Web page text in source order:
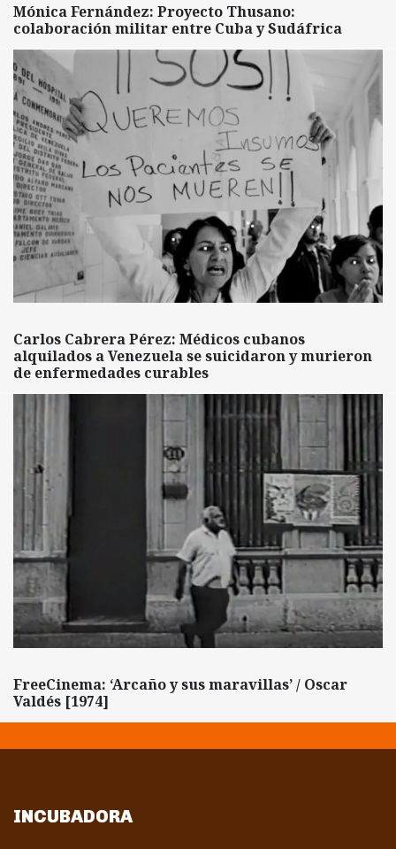
Mónica Fernández: Proyecto Thusano:
colaboración militar entre Cuba y Sudáfrica
Carlos Cabrera Pérez: Médicos cubanos
alquilados a Venezuela se suicidaron y murieron
de enfermedades curables
FreeCinema: ‘Arcaño y sus maravillas’ / Oscar
Valdés [1974]
INCUBADORA